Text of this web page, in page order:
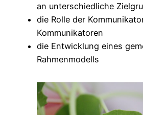
an unterschiedliche
die Rolle der
Kommunikatoren
die Entwicklung eines
Rahmenmodells